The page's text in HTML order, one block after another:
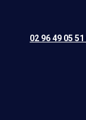
02 96 49 05